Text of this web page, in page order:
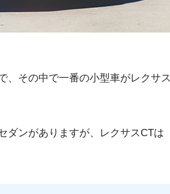
、その中で一番の小型車がレクサス
ダンがありますが、レクサスCTは